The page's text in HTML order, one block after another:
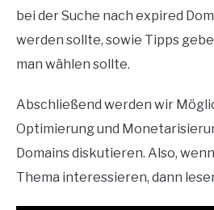
bei der Suche nach expired
werden sollte, sowie Tipps
man wählen sollte.
Abschließend werden wir
Optimierung und
Domains diskutieren. Also,
Thema interessieren, dann